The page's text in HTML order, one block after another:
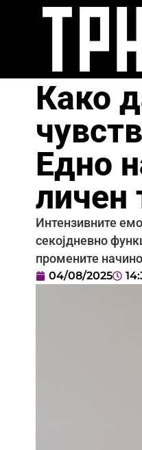
Како
Едно
личен
Интензивните
секојдневно
промените
04/08/2025